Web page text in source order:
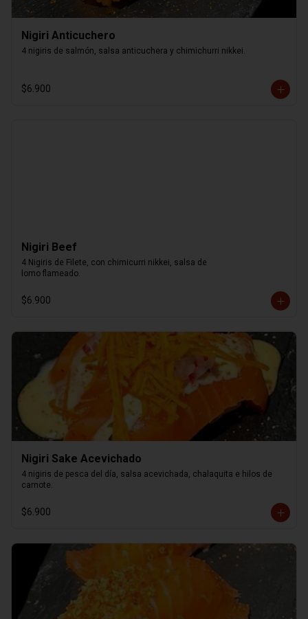
Nigiri Anticuchero
4 nigiris de salmón, salsa anticuchera y chimichurri nikkei.
$6.900
Nigiri Beef
4 Nigiris de Filete, con chimicurri nikkei, salsa de
lomo flameado.
$6.900
Nigiri Sake Acevichado
4 nigiris de pesca del día, salsa acevichada, chalaquita e hilos de
camote.
$6.900